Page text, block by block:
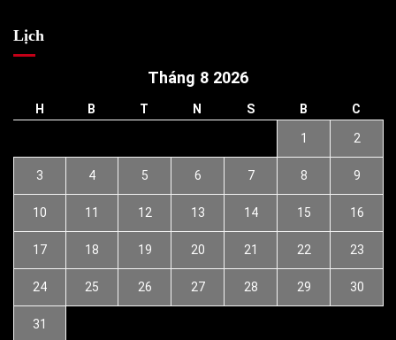
Lịch
Tháng 8 2026
H B T N S B C
1 2
3 4 5 6 7 8 9
10 11 12 13 14 15 16
17 18 19 20 21 22 23
24 25 26 27 28 29 30
31